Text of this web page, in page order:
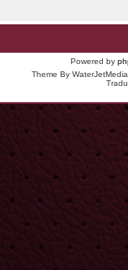
Powered by
Theme By WaterJetMedia